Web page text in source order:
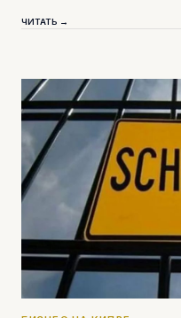
ЧИТАТЬ →